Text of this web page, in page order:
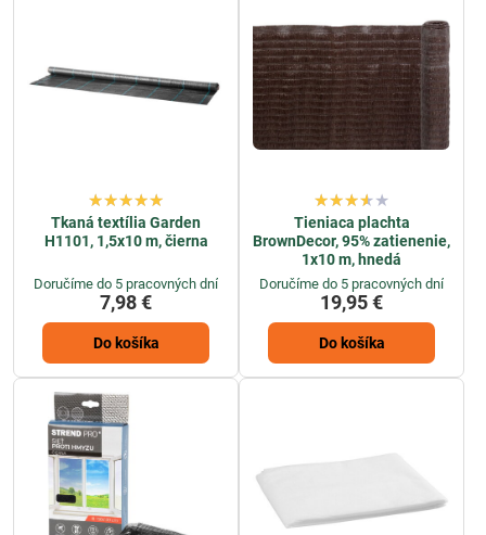
Tkaná textília Garden
H1101, 1,5x10 m, čierna
Doručíme do 5 pracovných dní
7,98 €
Do košíka
Tieniaca plachta
BrownDecor, 95% zatienenie,
1x10 m, hnedá
Doručíme do 5 pracovných dní
19,95 €
Do košíka